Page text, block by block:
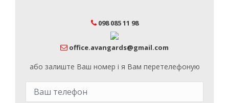
098 085 11 98
office.avangards@gmail.com
або залиште Ваш номер і я Вам перетелефоную